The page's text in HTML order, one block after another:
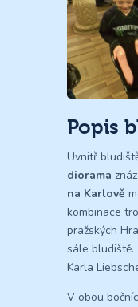
Popis
Uvnitř
diorama
na Karlově
kombinace
pražských
sále bludiště.
Karla
V obou